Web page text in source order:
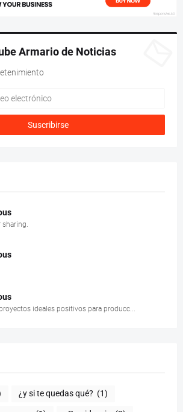
Armario de Noticias
ideales positivos para producc...
¿y si te quedas qué? (1)